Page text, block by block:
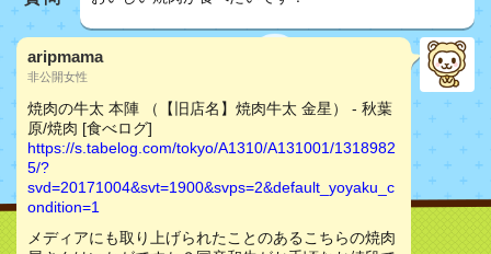
aripmama
非公開女性
焼肉の牛太 本陣 （【旧店名】焼肉牛太 金星） - 秋葉
原/焼肉 [食べログ]
https://s.tabelog.com/tokyo/A1310/A131001/1318982
5/?
svd=20171004&svt=1900&svps=2&default_yoyaku_c
ondition=1
メディアにも取り上げられたことのあるこちらの焼肉